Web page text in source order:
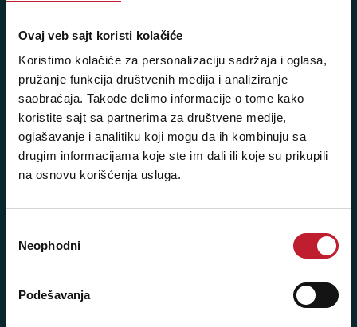
Ovaj veb sajt koristi kolačiće
Koristimo kolačiće za personalizaciju sadržaja i oglasa,
pružanje funkcija društvenih medija i analiziranje
saobraćaja. Takođe delimo informacije o tome kako
koristite sajt sa partnerima za društvene medije,
oglašavanje i analitiku koji mogu da ih kombinuju sa
drugim informacijama koje ste im dali ili koje su prikupili
na osnovu korišćenja usluga.
сагласности
Neophodni
Podešavanja
NAŠE PRODAVNICE
Beograd - Svetogorska 9
Telefoni:
+381 11 3347 442
+381 11 3347 615
+381 11 3347 883
+381 11 2688 067
Radno vreme: